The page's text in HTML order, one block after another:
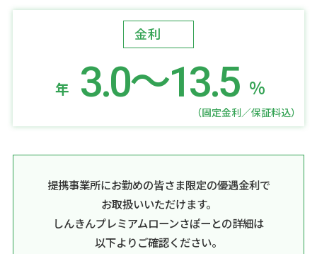
金利
年 3.0～13.5 %
（固定金利／保証料込）
提携事業所にお勤めの皆さま限定の優遇金利で
お取扱いいただけます。
しんきんプレミアムローンさぽーとの詳細は
以下よりご確認ください。